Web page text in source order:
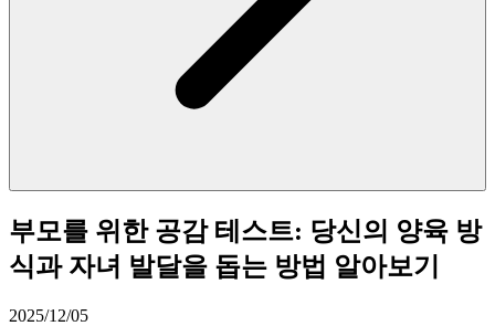
부모를 위한 공감 테스트: 당신의 양육 방
식과 자녀 발달을 돕는 방법 알아보기
2025/12/05